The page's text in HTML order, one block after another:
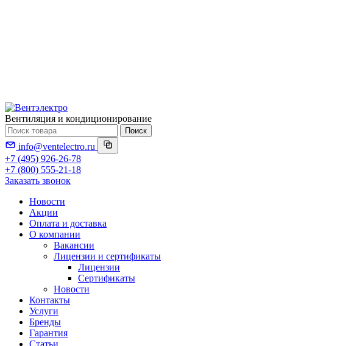
Вентиляция и кондиционирование
Поиск
info@ventelectro.ru
+7 (495) 926-26-78
+7 (800) 555-21-18
Заказать звонок
Новости
Акции
Оплата и доставка
О компании
Вакансии
Лицензии и сертификаты
Лицензии
Сертификаты
Новости
Контакты
Услуги
Бренды
Гарантия
Статьи